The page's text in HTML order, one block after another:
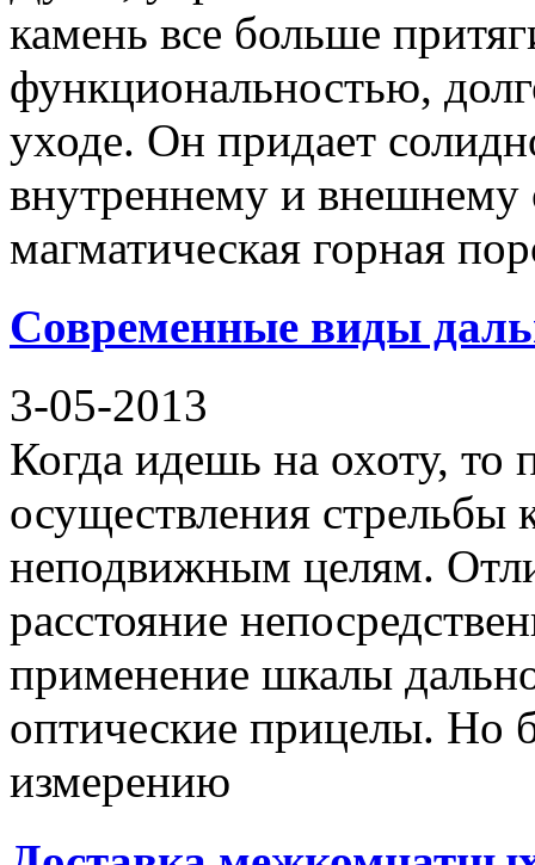
камень все больше
функциональностью,
уходе. Он придает
внутреннему и
магматическая горная
Современные виды
3-05-2013
Когда идешь на охоту, то
осуществления
неподвижным целям.
расстояние
применение шкалы
оптические прицелы. Но
измерению